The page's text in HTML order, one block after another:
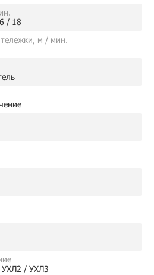
/ 18
м / мин.
/ УХЛ3